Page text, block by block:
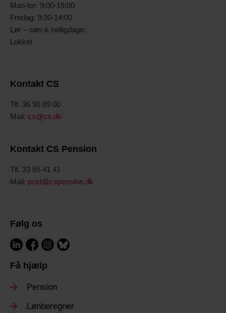
Man-tor: 9:00-15:00
Fredag: 9:30-14:00
Lør – søn & helligdage:
Lukket
Kontakt CS
Tlf. 36 90 89 00
Mail: cs@cs.dk
Kontakt CS Pension
Tlf. 33 85 41 41
Mail: post@cspension.dk
Følg os
Få hjælp
Pension
Lønberegner